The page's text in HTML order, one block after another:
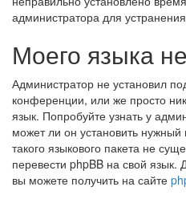
администратора для
Моего языка
Администратор не установил
конференции, или же просто
язык. Попробуйте узнать у
может ли он установить
такого языкового пакета не
перевести phpBB на свой
вы можете получить на сайте